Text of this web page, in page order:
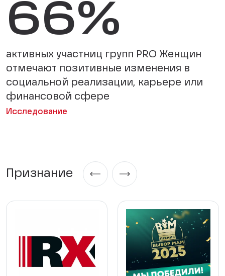
70%
активных участниц групп PRO Женщин
отмечают позитивные изменения в
социальной реализации, карьере или
финансовой сфере
Исследование
Признание